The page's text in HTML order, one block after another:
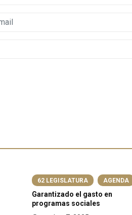
62 LEGISLATURA AGENDA
Garantizado el gasto en
programas sociales